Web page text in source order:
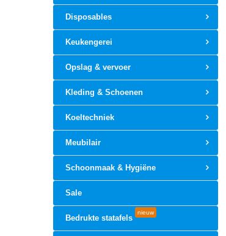
Disposables
Keukengerei
Opslag & vervoer
Kleding & Schoenen
Koeltechniek
Meubilair
Schoonmaak & Hygiëne
Sale
Bedrukte statafels
nieuw